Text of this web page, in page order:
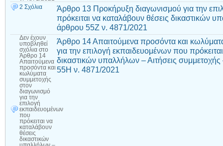
2 Σχόλια
Άρθρο 13 Προκήρυξη διαγωνισμού για την
πρόκειται να καταλάβουν θέσεις
άρθρου 55Ζ ν. 4871/2021
Δεν έχουν
υποβληθεί
σχόλια στο
Άρθρο 14
Απαιτούμενα
προσόντα και
κωλύματα
συμμετοχής
στον
διαγωνισμό
για την
επιλογή
εκπαιδευομένων
που
πρόκειται να
καταλάβουν
θέσεις
δικαστικών
Άρθρο 14 Απαιτούμενα προσόντα και
για την επιλογή εκπαιδευομένων που
δικαστικών υπαλλήλων – Αιτήσεις
55Η ν. 4871/2021